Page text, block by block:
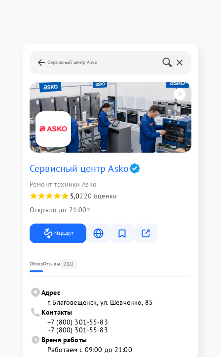
Сервисный центр Asko
Сервисный центр Asko
Ремонт техники Asko
5,0220 оценки
Открыто до 21:00
Маршрут
ОбзорОтзывы 280
Адрес
г. Благовещенск, ул. Шевченко, 85
Контакты
+7 (800) 301-55-83
+7 (800) 301-55-83
Время работы
Работаем с 09:00 до 21:00